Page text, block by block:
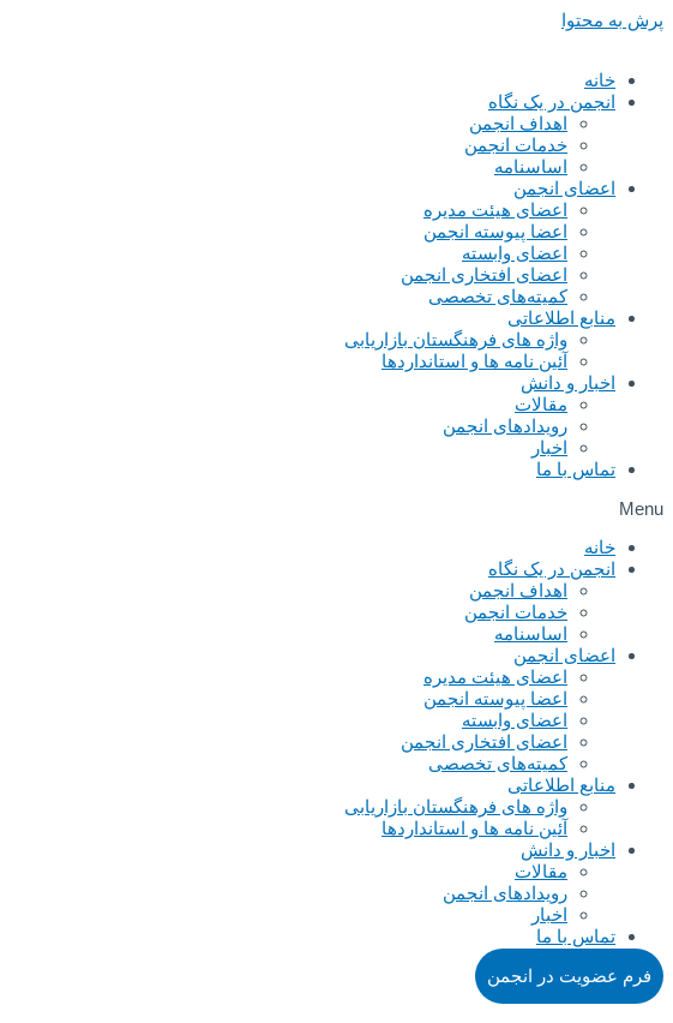
پرش به محتوا
خانه
انجمن در یک نگاه
اهداف انجمن
خدمات انجمن
اساسنامه
اعضای انجمن
اعضای هیئت مدیره
اعضا پیوسته انجمن
اعضای وابسته
اعضای افتخاری انجمن
کمیته‌های تخصصی
منابع اطلاعاتی
واژه های فرهنگستان بازاریابی
آئین نامه ها و استانداردها
اخبار و دانش
مقالات
رویدادهای انجمن
اخبار
تماس با ما
Menu
خانه
انجمن در یک نگاه
اهداف انجمن
خدمات انجمن
اساسنامه
اعضای انجمن
اعضای هیئت مدیره
اعضا پیوسته انجمن
اعضای وابسته
اعضای افتخاری انجمن
کمیته‌های تخصصی
منابع اطلاعاتی
واژه های فرهنگستان بازاریابی
آئین نامه ها و استانداردها
اخبار و دانش
مقالات
رویدادهای انجمن
اخبار
تماس با ما
فرم عضویت در انجمن